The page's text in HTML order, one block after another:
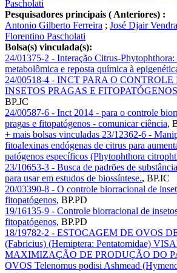
Pascholati
Pesquisadores principais ( Anteriores) :
Antonio Gilberto Ferreira ; José Djair
Florentino Pascholati
Bolsa(s) vinculada(s):
24/01375-2 - Interação Citrus-Phytophthora:
metabolômica e reposta química à
24/00518-4 - INCT PARA O
INSETOS PRAGAS E
BP.JC
24/00587-6 - Inct 2014 - para o controle
pragas e fitopatógenos - comunicar ciência,
+ mais bolsas vinculadas 23/12362-6 -
fitoalexinas endógenas de citrus para
patógenos específicos (Phytophthora
23/10653-3 - Busca de padrões de
para usar em estudos de biossíntese., BP.IC
20/03390-8 - O controle biorracional de
fitopatógenos, BP.PD
19/16135-9 - Controle biorracional de
fitopatógenos, BP.PD
18/19782-2 - ESTOCAGEM DE OVOS
(Fabricius) (Hemiptera: Pentatomidae)
MAXIMIZAÇÃO DE PRODUÇÃO DO
OVOS Telenomus podisi Ashmead